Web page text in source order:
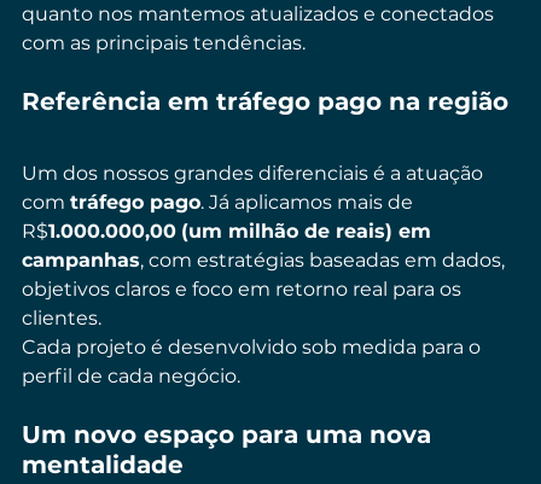
quanto nos mantemos atualizados e conectados
com as principais tendências.
Referência em tráfego pago na região
Um dos nossos grandes diferenciais é a atuação
com tráfego pago. Já aplicamos mais de
R$1.000.000,00 (um milhão de reais) em
campanhas, com estratégias baseadas em dados,
objetivos claros e foco em retorno real para os
clientes.
Cada projeto é desenvolvido sob medida para o
perfil de cada negócio.
Um novo espaço para uma nova
mentalidade